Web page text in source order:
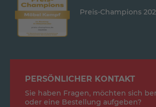
Preis-Champions
PERSÖNLICHER KONTAKT
Sie haben Fragen, möchten sich
oder eine Bestellung aufgeben?